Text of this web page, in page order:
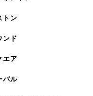
トン
ンド
エア
バル